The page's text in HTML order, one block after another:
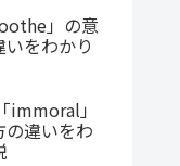
」の意
をわかり
immoral」
の違いをわ